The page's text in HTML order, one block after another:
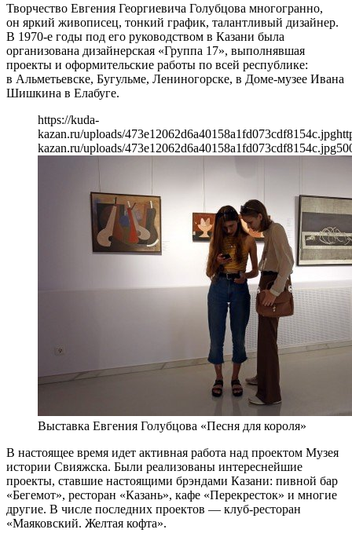
Творчество Евгения Георгиевича Голубцова многогранно,
он яркий живописец, тонкий график, талантливый дизайнер.
В 1970-е годы под его руководством в Казани была
организована дизайнерская «Группа 17», выполнявшая
проекты и оформительские работы по всей республике:
в Альметьевске, Бугульме, Лениногорске, в Доме-музее Ивана
Шишкина в Елабуге.
https://kuda-
kazan.ru/uploads/473e12062d6a40158a1fd073cdf8154c.jpg
kazan.ru/uploads/473e12062d6a40158a1fd073cdf8154c.jpg
Выставка Евгения Голубцова «Песня для короля»
В настоящее время идет активная работа над проектом Музея
истории Свияжска. Были реализованы интереснейшие
проекты, ставшие настоящими брэндами Казани: пивной бар
«Бегемот», ресторан «Казань», кафе «Перекресток» и многие
другие. В числе последних проектов — клуб-ресторан
«Маяковский. Желтая кофта».